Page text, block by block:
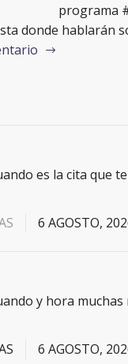
programa
donde hablarán
es la cita que
6 AGOSTO,
y hora muchas
6 AGOSTO,